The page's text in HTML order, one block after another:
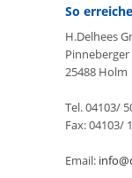
So
H.Delhees
Pinneberger
25488 Holm
Tel. 04103/
Fax: 04103/
Email: